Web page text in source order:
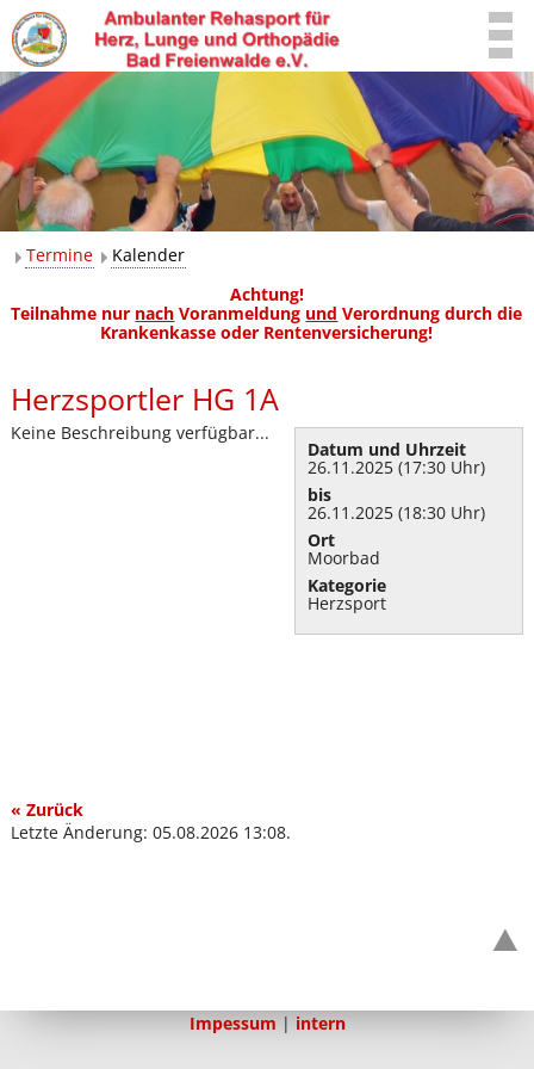
Termine
Kalender
Achtung!
Teilnahme nur nach Voranmeldung und Verordnung durch die
Krankenkasse oder Rentenversicherung!
Herzsportler HG 1A
Datum und Uhrzeit
26.11.2025 (17:30 Uhr)
bis
26.11.2025 (18:30 Uhr)
Ort
Moorbad
Kategorie
Herzsport
Keine Beschreibung verfügbar...
« Zurück
Letzte Änderung: 05.08.2026 13:08.
Impessum | intern